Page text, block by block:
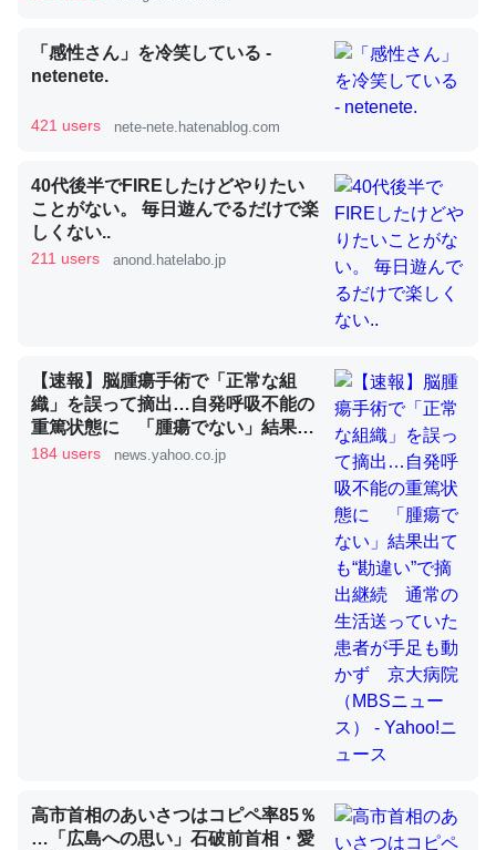
昆虫ってカルシウム少ないのか。知らんかった。調べたら
─ニュース :: 【研究発表】昆虫学の大問題＝「昆虫はなぜ海にいな
いのか」に関する新仮説
利だから両方が拮抗してるのでは」とあって面白い。海に
いる鋏角類（カブトガニ・ウミグモ）はカルシウムを使わ
ずキチンを強化してる筈だが、酵素が違うのか？
─ニュース :: 【研究発表】昆虫学の大問題＝「昆虫はなぜ海にいな
これを元に考えるとカルシウムを大量に使う脊椎動物と貝
類は苦労してるんだな…。腹足類だと殻を無くしてナメク
─ニュース :: 【研究発表】昆虫学の大問題＝「昆虫はなぜ海にいな
「感性さん」を冷笑している -
netenete.
421 users nete-nete.hatenablog.com
40代後半でFIREしたけどやりたい
ことがない。 毎日遊んでるだけで楽
しくない..
211 users anond.hatelabo.jp
【速報】脳腫瘍手術で「正常な組
織」を誤って摘出…自発呼吸不能の
重篤状態に 「腫瘍でない」結果出
ても“勘違い”で摘出継続 通常の生
184 users news.yahoo.co.jp
高市首相のあいさつはコピペ率85％
…「広島への思い」石破前首相・愛